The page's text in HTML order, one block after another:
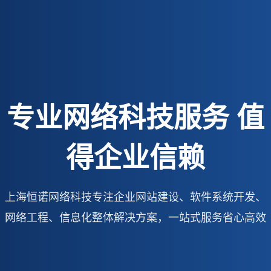
专业网络科技服务 值
得企业信赖
上海恒诺网络科技专注企业网站建设、软件系统开发、
网络工程、信息化整体解决方案，一站式服务省心高效